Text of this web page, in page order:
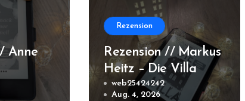
Anne
Rezension
Rezension // Markus
Heitz – Die Villa
web25424242
Aug. 4, 2026